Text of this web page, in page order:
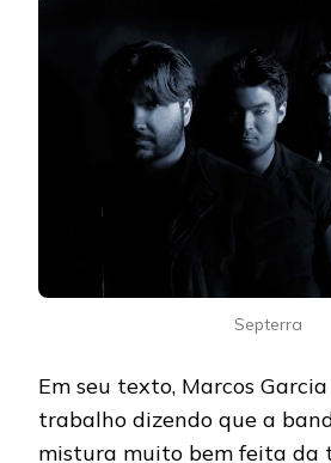
Septerra
Em seu texto, Marcos
trabalho dizendo que a
mistura muito bem feita da